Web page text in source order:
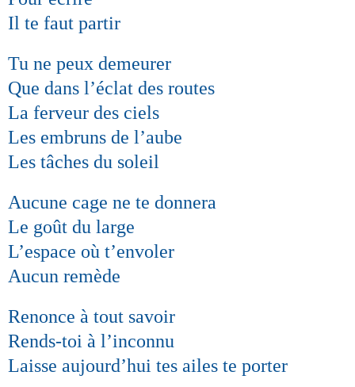
Il te faut partir
Tu ne peux demeurer
Que dans l’éclat des routes
La ferveur des ciels
Les embruns de l’aube
Les tâches du soleil
Aucune cage ne te donnera
Le goût du large
L’espace où t’envoler
Aucun remède
Renonce à tout savoir
Rends-toi à l’inconnu
Laisse aujourd’hui tes ailes te porter